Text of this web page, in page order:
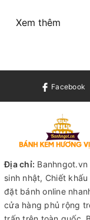
Xem thêm
Facebook
Địa chỉ:
sinh nhật, Chiết
đặt bánh online
cửa hàng phủ rộng